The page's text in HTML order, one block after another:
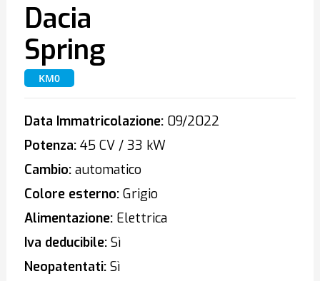
Dacia
Spring
KM0
Data Immatricolazione:09/2022
Potenza:45 CV / 33 kW
Cambio:automatico
Colore esterno:Grigio
Alimentazione:Elettrica
Iva deducibile:Sì
Neopatentati:Sì